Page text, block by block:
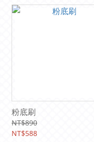
粉底刷
NT$890
NT$588